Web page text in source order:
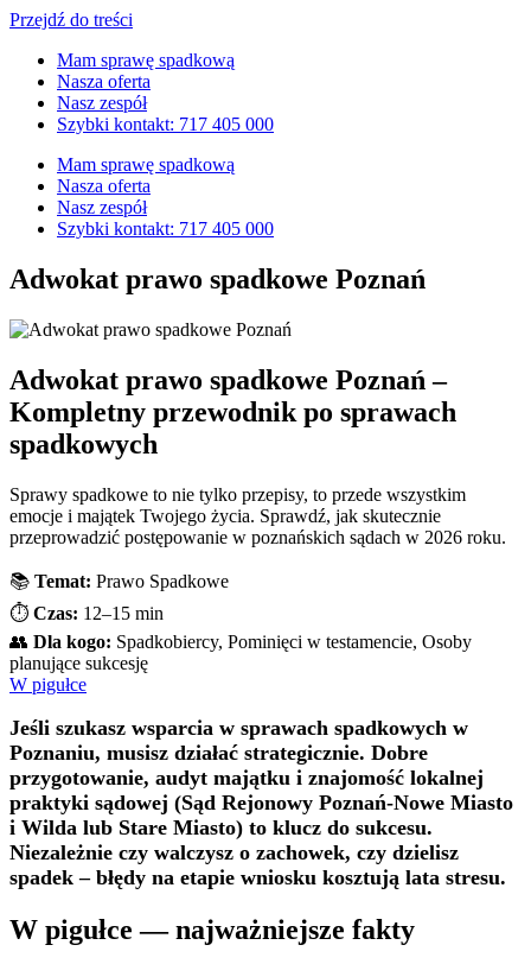
Przejdź do treści
Mam sprawę spadkową
Nasza oferta
Nasz zespół
Szybki kontakt: 717 405 000
Mam sprawę spadkową
Nasza oferta
Nasz zespół
Szybki kontakt: 717 405 000
Adwokat prawo spadkowe Poznań
Adwokat prawo spadkowe Poznań –
Kompletny przewodnik po sprawach
spadkowych
Sprawy spadkowe to nie tylko przepisy, to przede wszystkim
emocje i majątek Twojego życia. Sprawdź, jak skutecznie
przeprowadzić postępowanie w poznańskich sądach w 2026 roku.
📚 Temat: Prawo Spadkowe
⏱️ Czas: 12–15 min
👥 Dla kogo: Spadkobiercy, Pominięci w testamencie, Osoby
planujące sukcesję
W pigułce
Jeśli szukasz wsparcia w sprawach spadkowych w
Poznaniu, musisz działać strategicznie. Dobre
przygotowanie, audyt majątku i znajomość lokalnej
praktyki sądowej (Sąd Rejonowy Poznań-Nowe Miasto
i Wilda lub Stare Miasto) to klucz do sukcesu.
Niezależnie czy walczysz o zachowek, czy dzielisz
spadek – błędy na etapie wniosku kosztują lata stresu.
W pigułce — najważniejsze fakty